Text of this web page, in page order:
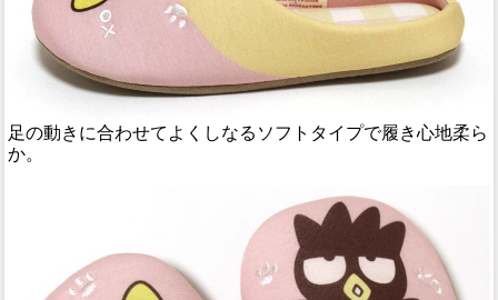
足の動きに合わせてよくしなるソフトタイプで履き心地柔ら
か。